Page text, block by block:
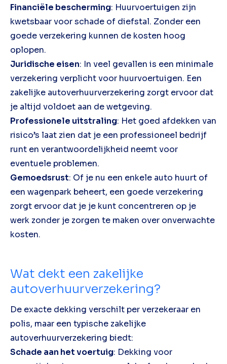
Financiële bescherming: Huurvoertuigen zijn
kwetsbaar voor schade of diefstal. Zonder een
goede verzekering kunnen de kosten hoog
oplopen.
Juridische eisen: In veel gevallen is een minimale
verzekering verplicht voor huurvoertuigen. Een
zakelijke autoverhuurverzekering zorgt ervoor dat
je altijd voldoet aan de wetgeving.
Professionele uitstraling: Het goed afdekken van
risico’s laat zien dat je een professioneel bedrijf
runt en verantwoordelijkheid neemt voor
eventuele problemen.
Gemoedsrust: Of je nu een enkele auto huurt of
een wagenpark beheert, een goede verzekering
zorgt ervoor dat je je kunt concentreren op je
werk zonder je zorgen te maken over onverwachte
kosten.
Wat dekt een zakelijke
autoverhuurverzekering?
De exacte dekking verschilt per verzekeraar en
polis, maar een typische zakelijke
autoverhuurverzekering biedt:
Schade aan het voertuig: Dekking voor